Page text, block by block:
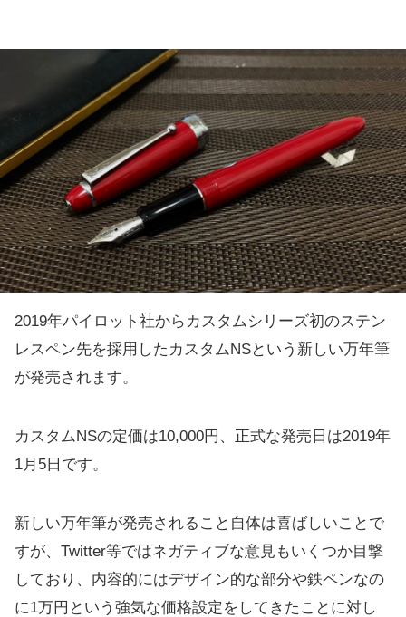
2019年パイロット社からカスタムシリーズ初のステン
レスペン先を採用したカスタムNSという新しい万年筆
が発売されます。
カスタムNSの定価は10,000円、正式な発売日は2019年
1月5日です。
新しい万年筆が発売されること自体は喜ばしいことで
すが、Twitter等ではネガティブな意見もいくつか目撃
しており、内容的にはデザイン的な部分や鉄ペンなの
に1万円という強気な価格設定をしてきたことに対し